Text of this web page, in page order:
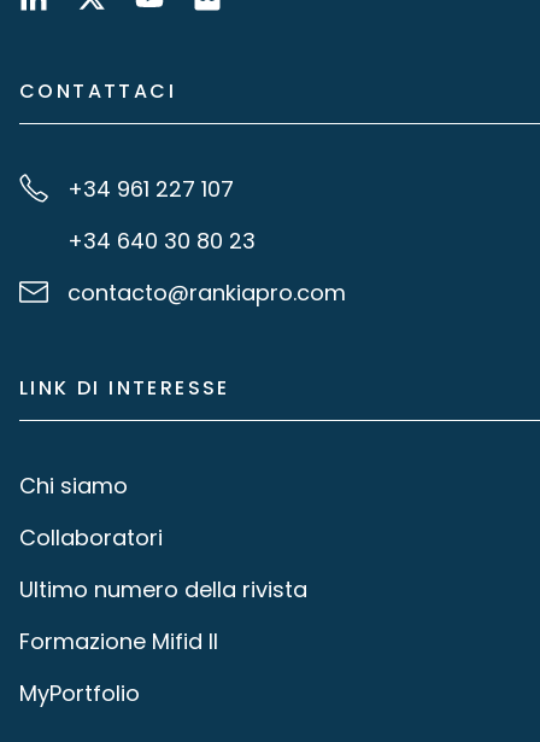
CONTATTACI
+34 961 227 107
+34 640 30 80 23
contacto@rankiapro.com
LINK DI INTERESSE
Chi siamo
Collaboratori
Ultimo numero della rivista
Formazione Mifid II
MyPortfolio